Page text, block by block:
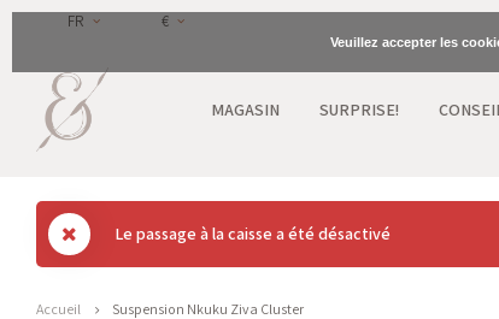
FR €
MAGASIN SURPRISE!
Le passage à la caisse a été désactivé
Accueil Suspension Nkuku Ziva Cluster
Veuillez accepter les